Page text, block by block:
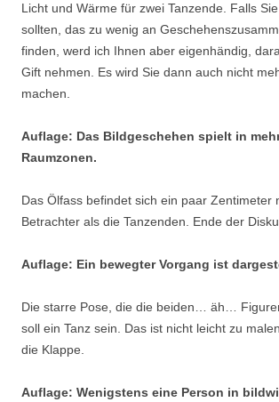
Licht und Wärme für zwei Tanzende. Falls
sollten, das zu wenig an
finden, werd ich Ihnen aber eigenhändig,
Gift nehmen. Es wird Sie dann auch nicht
machen.
Auflage: Das Bildgeschehen spielt in
Raumzonen.
Das Ölfass befindet sich ein paar Zentimeter
Betrachter als die Tanzenden. Ende der
Auflage: Ein bewegter Vorgang ist
Die starre Pose, die die beiden… äh…
soll ein Tanz sein. Das ist nicht leicht zu
die Klappe.
Auflage: Wenigstens eine Person in